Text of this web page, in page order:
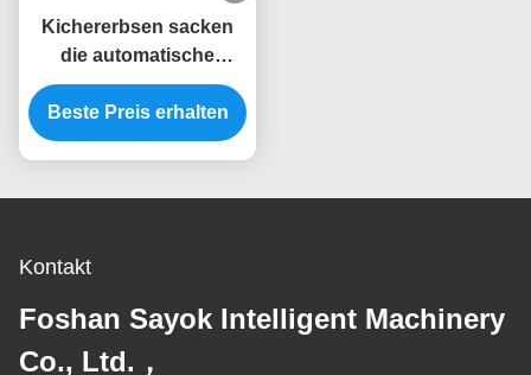
Kichererbsen sacken
die automatische
verpackende
Maschinerie ein 5.5KW,
die Füllung und das
Beste Preis erhalten
Kontakt
Foshan Sayok Intelligent Machinery
Co., Ltd.，